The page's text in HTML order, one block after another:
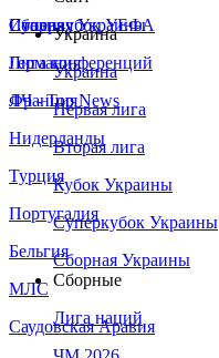
Сборная Украины
Италия
Германия
Франция
Нидерланды
Турция
Португалия
Бельгия
МЛС
Саудовская Аравия
Суперкубок УЕФА
Лига конференций
ЛЧ - Top News
Украина
Украина
Первая лига
Вторая лига
Кубок Украины
Суперкубок Украины
Сборная Украины
Сборные
Лига наций